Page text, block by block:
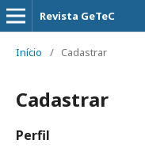
Revista GeTeC
Início / Cadastrar
Cadastrar
Perfil